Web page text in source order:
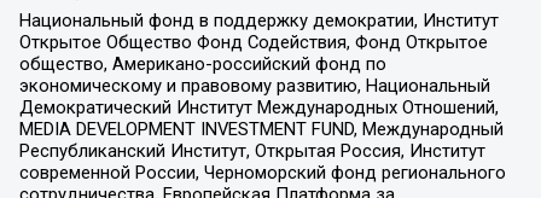
Национальный фонд в поддержку демократии, Институт
Открытое Общество Фонд Содействия, Фонд Открытое
общество, Американо-российский фонд по
экономическому и правовому развитию, Национальный
Демократический Институт Международных Отношений,
MEDIA DEVELOPMENT INVESTMENT FUND, Международный
Республиканский Институт, Открытая Россия, Институт
современной России, Черноморский фонд регионального